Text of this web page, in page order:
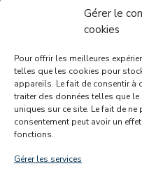
Gérer le
cookies
Pour offrir les meilleures
telles que les cookies pour
appareils. Le fait de consentir
traiter des données telles que
uniques sur ce site. Le fait de
consentement peut avoir un
fonctions.
Gérer les services
Shifting Economy :
exemplaire ?
Transition Juste en
DAFOR : accompagner
gestion des périodes de
Comment Partenamut a
durabilité